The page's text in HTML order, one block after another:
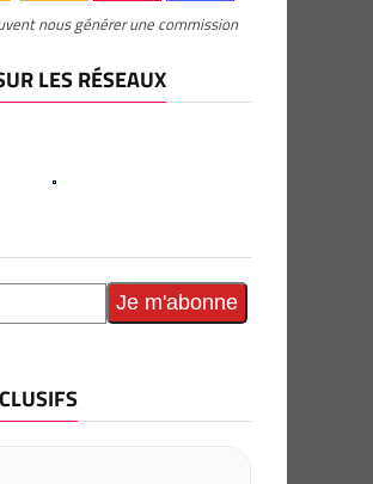
nous générer une commission
LES RÉSEAUX